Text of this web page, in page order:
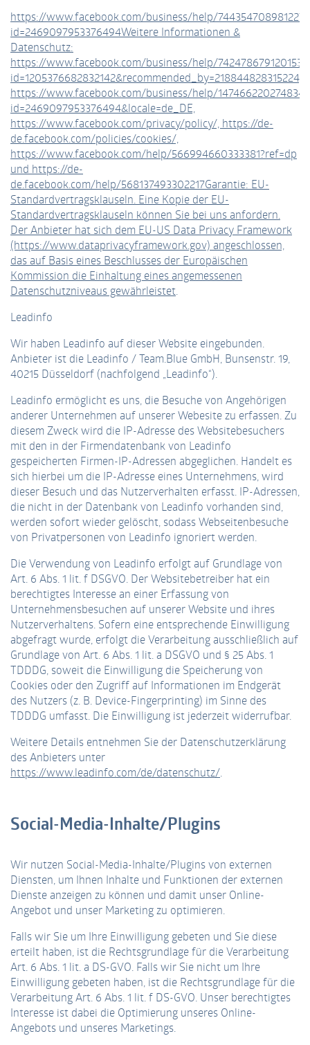
https://www.facebook.com/business/help/744354708981227?
id=2469097953376494Weitere Informationen &
Datenschutz:
https://www.facebook.com/business/help/742478679120153?
id=1205376682832142&recommended_by=218844828315224,
https://www.facebook.com/business/help/
id=2469097953376494&locale=de_DE,
https://www.facebook.com/privacy/policy/, https://de-
de.facebook.com/policies/cookies/,
https://www.facebook.com/help/566994660333381?ref=dp
und https://de-
de.facebook.com/help/568137493302217Garantie: EU-
Standardvertragsklauseln. Eine Kopie der EU-
Standardvertragsklauseln können Sie bei uns anfordern.
Der Anbieter hat sich dem EU-US Data Privacy Framework
(https://www.dataprivacyframework.gov) angeschlossen,
das auf Basis eines Beschlusses der Europäischen
Kommission die Einhaltung eines angemessenen
Datenschutzniveaus gewährleistet
Leadinfo
Wir haben Leadinfo auf dieser Website eingebunden.
Anbieter ist die Leadinfo / Team.Blue GmbH, Bunsenstr. 19,
40215 Düsseldorf (nachfolgend „Leadinfo“).
Leadinfo ermöglicht es uns, die Besuche von Angehörigen
anderer Unternehmen auf unserer Webesite zu erfassen. Zu
diesem Zweck wird die IP-Adresse des Websitebesuchers
mit den in der Firmendatenbank von Leadinfo
gespeicherten Firmen-IP-Adressen abgeglichen. Handelt es
sich hierbei um die IP-Adresse eines Unternehmens, wird
dieser Besuch und das Nutzerverhalten erfasst. IP-Adressen,
die nicht in der Datenbank von Leadinfo vorhanden sind,
werden sofort wieder gelöscht, sodass Webseitenbesuche
von Privatpersonen von Leadinfo ignoriert werden.
Die Verwendung von Leadinfo erfolgt auf Grundlage von
Art. 6 Abs. 1 lit. f DSGVO. Der Websitebetreiber hat ein
berechtigtes Interesse an einer Erfassung von
Unternehmensbesuchen auf unserer Website und ihres
Nutzerverhaltens. Sofern eine entsprechende Einwilligung
abgefragt wurde, erfolgt die Verarbeitung ausschließlich auf
Grundlage von Art. 6 Abs. 1 lit. a DSGVO und § 25 Abs. 1
TDDDG, soweit die Einwilligung die Speicherung von
Cookies oder den Zugriff auf Informationen im Endgerät
des Nutzers (z. B. Device-Fingerprinting) im Sinne des
TDDDG umfasst. Die Einwilligung ist jederzeit widerrufbar.
Weitere Details entnehmen Sie der Datenschutzerklärung
des Anbieters unter
https://www.leadinfo.com/de/datenschutz/
Social-Media-Inhalte/Plugins
Wir nutzen Social-Media-Inhalte/Plugins von externen
Diensten, um Ihnen Inhalte und Funktionen der externen
Dienste anzeigen zu können und damit unser Online-
Angebot und unser Marketing zu optimieren.
Falls wir Sie um Ihre Einwilligung gebeten und Sie diese
erteilt haben, ist die Rechtsgrundlage für die Verarbeitung
Art. 6 Abs. 1 lit. a DS-GVO. Falls wir Sie nicht um Ihre
Einwilligung gebeten haben, ist die Rechtsgrundlage für die
Verarbeitung Art. 6 Abs. 1 lit. f DS-GVO. Unser berechtigtes
Interesse ist dabei die Optimierung unseres Online-
Angebots und unseres Marketings.